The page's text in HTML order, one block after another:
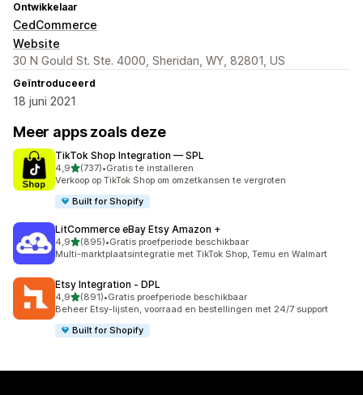
Ontwikkelaar
CedCommerce
Website
30 N Gould St. Ste. 4000, Sheridan, WY, 82801, US
Geïntroduceerd
18 juni 2021
Meer apps zoals deze
TikTok Shop Integration — SPL
4,9van 5 sterren
(737)
737 recensies in totaal
•Gratis te installeren
Verkoop op TikTok Shop om omzetkansen te vergroten
Built for Shopify
LitCommerce eBay Etsy Amazon +
4,9van 5 sterren
(895)
895 recensies in totaal
•Gratis proefperiode beschikbaar
Multi-marktplaatsintegratie met TikTok Shop, Temu en Walmart
Etsy Integration ‑ DPL
4,9van 5 sterren
(891)
891 recensies in totaal
•Gratis proefperiode beschikbaar
Beheer Etsy-lijsten, voorraad en bestellingen met 24/7 support
Built for Shopify